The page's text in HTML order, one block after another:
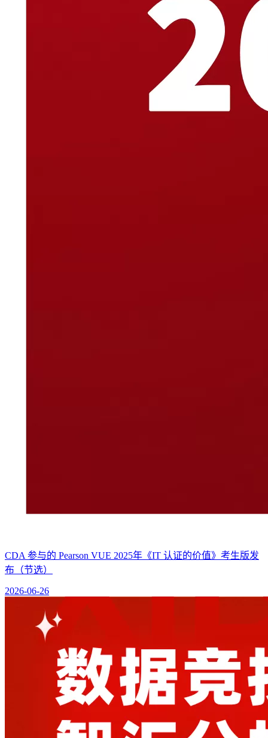
CDA 参与的 Pearson VUE 2025年《IT 认证的价值》考生版发
布（节选）
2026-06-26